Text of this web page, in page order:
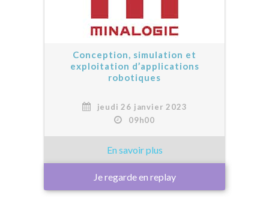
Conception, simulation et
exploitation d’applications
robotiques
jeudi 26 janvier 2023
09h00
Je regarde en replay